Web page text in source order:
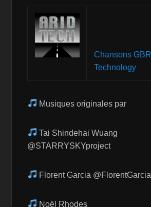
Chansons
Technology
Musiques originales par
Tai Shindehai Wuang
@STARRYSKYproject
Florent Garcia @FlorentGarcia
Noël Rhodes